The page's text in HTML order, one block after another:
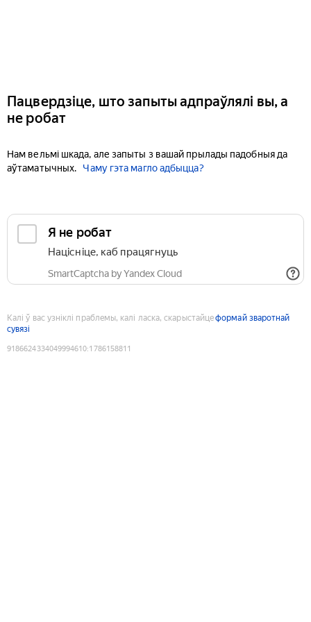
Пацвердзіце, што запыты адпраўлялі вы, а
не робат
Нам вельмі шкада, але запыты з вашай прылады падобныя да
аўтаматычных.
Чаму гэта магло адбыцца?
Я не робат
Націсніце, каб працягнуць
SmartCaptcha by Yandex Cloud
Калі ў вас узніклі праблемы, калі ласка, скарыстайцеформай зваротнай
сувязі
9186624334049994610:1786158811